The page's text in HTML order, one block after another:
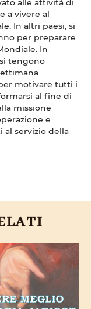
a vivere al
In altri paesi, si
per preparare
In
tengono
motivare tutti i
al fine di
missione
e
al servizio della